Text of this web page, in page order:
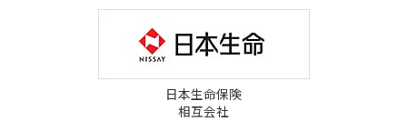
日本生命保険
相互会社